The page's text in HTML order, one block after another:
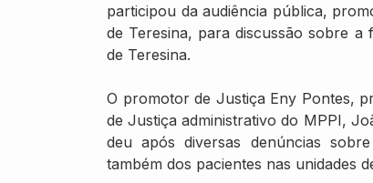
participou da audiência pública,
de Teresina, para discussão sobre
de Teresina.
O promotor de Justiça Eny Pontes,
de Justiça administrativo do MPPI,
deu após diversas denúncias
também dos pacientes nas unidades